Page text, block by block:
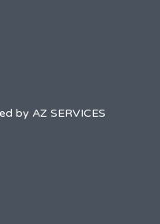
by AZ SERVICES